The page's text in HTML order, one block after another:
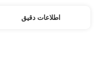
اطلاعات دقیق